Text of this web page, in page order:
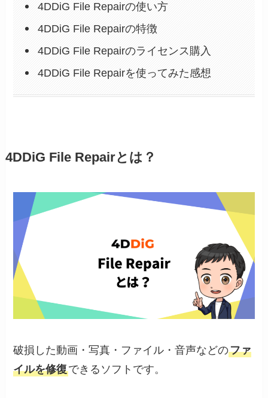
4DDiG File Repairの使い方
4DDiG File Repairの特徴
4DDiG File Repairのライセンス購入
4DDiG File Repairを使ってみた感想
4DDiG File Repairとは？
破損した動画・写真・ファイル・音声などのファ
イルを修復できるソフトです。